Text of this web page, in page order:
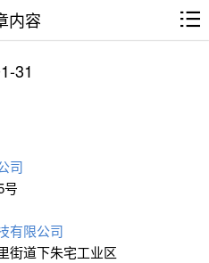
内容
31
司
号
有限公司
街道下朱宅工业区